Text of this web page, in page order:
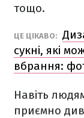
тощо.
ЦЕ ЦІКАВО:
сукні, які
вбрання:
Навіть
приємно